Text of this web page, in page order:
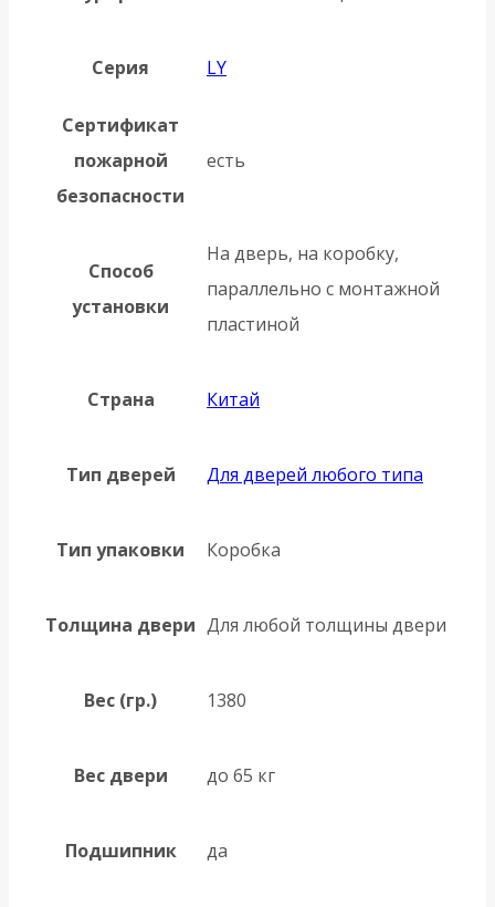
Серия LY
Сертификат
пожарной
безопасности
есть
Способ
установки
На дверь, на коробку,
параллельно с монтажной
пластиной
Страна Китай
Тип дверей Для дверей любого типа
Тип упаковки Коробка
Толщина двери Для любой толщины двери
Вес (гр.) 1380
Вес двери до 65 кг
Подшипник да